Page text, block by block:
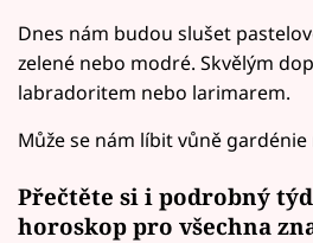
Dnes nám budou slušet
zelené nebo modré. Skvělým
labradoritem nebo larimarem.
Může se nám líbit vůně gardénie
Přečtěte si i podrobný
horoskop pro všechna